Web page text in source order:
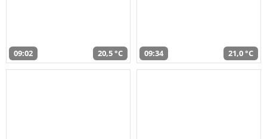
09:02 20,5 °C 09:34 21,0 °C